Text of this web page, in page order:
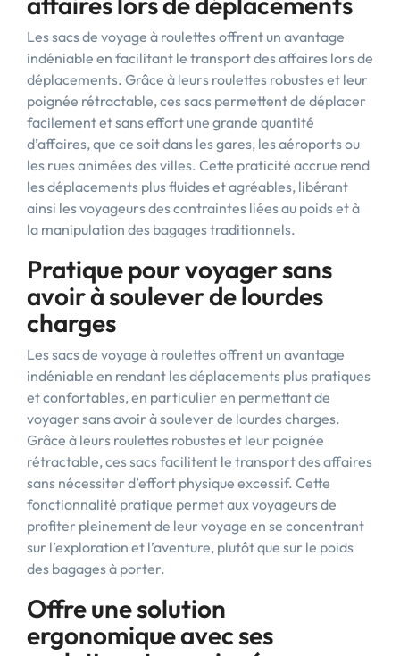
Les sacs de voyage à roulettes offrent un avantage
indéniable en facilitant le transport des affaires lors de
déplacements. Grâce à leurs roulettes robustes et leur
poignée rétractable, ces sacs permettent de déplacer
facilement et sans effort une grande quantité
d’affaires, que ce soit dans les gares, les aéroports ou
les rues animées des villes. Cette praticité accrue rend
les déplacements plus fluides et agréables, libérant
ainsi les voyageurs des contraintes liées au poids et à
la manipulation des bagages traditionnels.
Pratique pour voyager sans
avoir à soulever de lourdes
charges
Les sacs de voyage à roulettes offrent un avantage
indéniable en rendant les déplacements plus pratiques
et confortables, en particulier en permettant de
voyager sans avoir à soulever de lourdes charges.
Grâce à leurs roulettes robustes et leur poignée
rétractable, ces sacs facilitent le transport des affaires
sans nécessiter d’effort physique excessif. Cette
fonctionnalité pratique permet aux voyageurs de
profiter pleinement de leur voyage en se concentrant
sur l’exploration et l’aventure, plutôt que sur le poids
des bagages à porter.
Offre une solution
ergonomique avec ses